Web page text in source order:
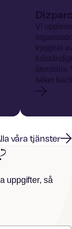
Vi
trygghet
återställa.
säker
våra tjänster
uppgifter, så